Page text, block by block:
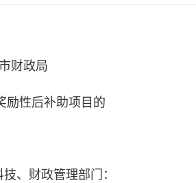
财政局
励性后补助项目的
、财政管理部门：